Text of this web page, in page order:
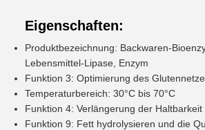
Eigenschaften:
Produktbezeichnung: Backwaren-
Lebensmittel-Lipase, Enzym
Funktion 3: Optimierung des
Temperaturbereich: 30°C bis 70°C
Funktion 4: Verlängerung der Haltbarkeit
Funktion 9: Fett hydrolysieren und die